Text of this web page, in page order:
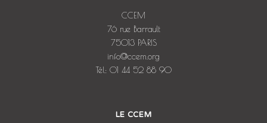
CCEM
76 rue Barrault
75013 PARIS
info@ccem.org
Tél: 01 44 52 88 90
LE CCEM